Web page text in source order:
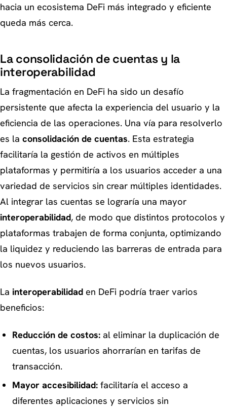
hacia un ecosistema DeFi más integrado y eficiente
queda más cerca.
La consolidación de cuentas y la
interoperabilidad
La fragmentación en DeFi ha sido un desafío
persistente que afecta la experiencia del usuario y la
eficiencia de las operaciones. Una vía para resolverlo
es la consolidación de cuentas. Esta estrategia
facilitaría la gestión de activos en múltiples
plataformas y permitiría a los usuarios acceder a una
variedad de servicios sin crear múltiples identidades.
Al integrar las cuentas se lograría una mayor
interoperabilidad, de modo que distintos protocolos y
plataformas trabajen de forma conjunta, optimizando
la liquidez y reduciendo las barreras de entrada para
los nuevos usuarios.
La interoperabilidad en DeFi podría traer varios
beneficios:
Reducción de costos:al eliminar la duplicación de
cuentas, los usuarios ahorrarían en tarifas de
transacción.
Mayor accesibilidad:facilitaría el acceso a
diferentes aplicaciones y servicios sin